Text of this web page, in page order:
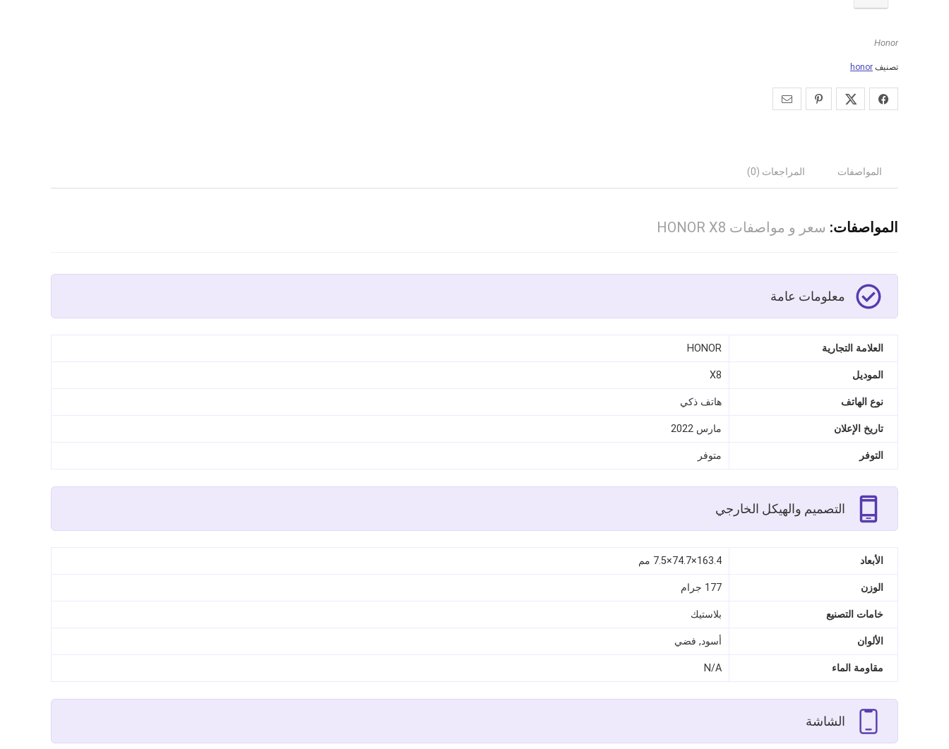
Honor
تصنيف honor
المواصفات المراجعات (0)
المواصفات: سعر و مواصفات HONOR X8
معلومات عامة
العلامة التجارية HONOR
الموديل X8
نوع الهاتف هاتف ذكي
تاريخ الإعلان مارس 2022
التوفر متوفر
التصميم والهيكل الخارجي
الأبعاد 163.4×74.7×7.5 مم
الوزن 177 جرام
خامات التصنيع بلاستيك
الألوان أسود, فضي
مقاومة الماء N/A
الشاشة